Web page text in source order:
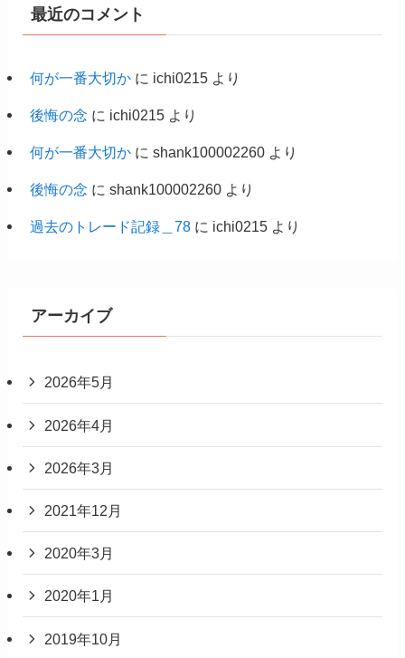
最近のコメント
何が一番大切かに ichi0215より
後悔の念 に ichi0215より
何が一番大切かに shank100002260より
後悔の念 に shank100002260より
過去のトレード記録＿78に ichi0215より
アーカイブ
2026年5月
2026年4月
2026年3月
2021年12月
2020年3月
2020年1月
2019年10月